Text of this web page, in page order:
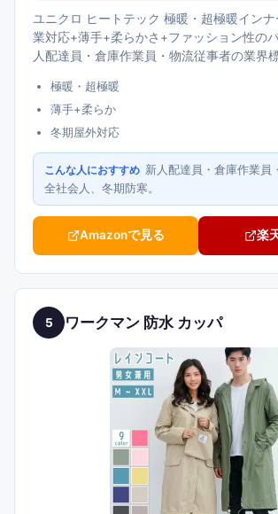
ユニクロ ヒートテック 極暖・超極暖イン
業対応+薄手+柔らかさ+ファッション性の
人配達員・倉庫作業員・物流従事者の業界
極暖・超極暖
薄手+柔らか
冬期屋外対応
こんな人におすすめ 新人配達員・倉庫作業員
全社会人、冬期防寒。
Amazonで見る 楽
5 ワークマン 防水 カッパ